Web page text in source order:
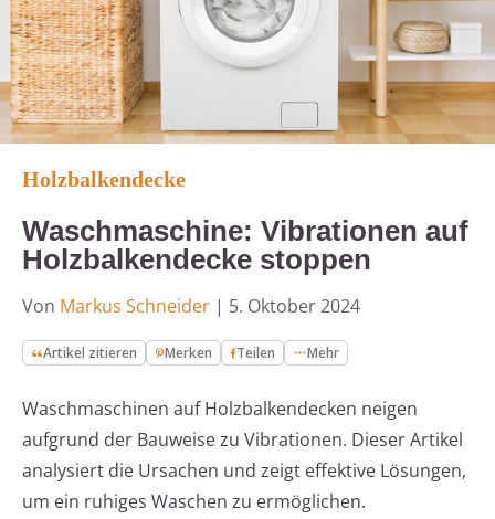
Holzbalkendecke
Waschmaschine: Vibrationen auf
Holzbalkendecke stoppen
Von Markus Schneider | 5. Oktober 2024
Artikel zitieren Merken Teilen Mehr
Waschmaschinen auf Holzbalkendecken neigen
aufgrund der Bauweise zu Vibrationen. Dieser Artikel
analysiert die Ursachen und zeigt effektive Lösungen,
um ein ruhiges Waschen zu ermöglichen.